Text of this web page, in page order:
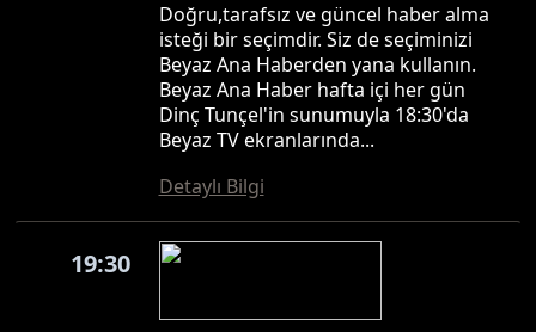
Doğru,tarafsız ve güncel haber alma
isteği bir seçimdir. Siz de seçiminizi
Beyaz Ana Haberden yana kullanın.
Beyaz Ana Haber hafta içi her gün
Dinç Tunçel'in sunumuyla 18:30'da
Beyaz TV ekranlarında...
Detaylı Bilgi
19:30